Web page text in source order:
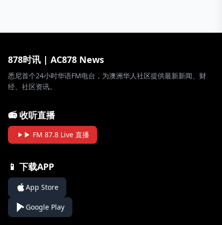
878时讯 | AC878 News
悉尼首个24小时华语FM电台，为澳洲华人社区提供最新新闻、财
经、社区资讯。
📻 收听直播
▶ FM 87.8 Live 直播
📱 下载APP
App Store
Google Play